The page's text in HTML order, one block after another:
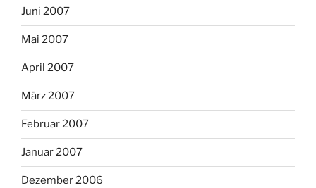
Juni 2007
Mai 2007
April 2007
März 2007
Februar 2007
Januar 2007
Dezember 2006